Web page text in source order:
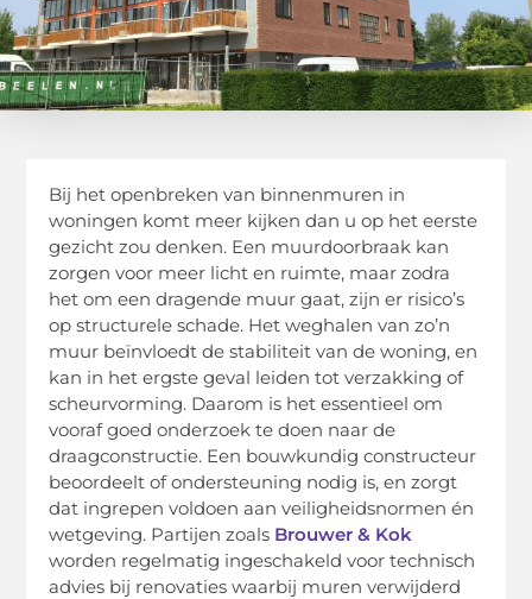
Bij het openbreken van binnenmuren in
woningen komt meer kijken dan u op het eerste
gezicht zou denken. Een muurdoorbraak kan
zorgen voor meer licht en ruimte, maar zodra
het om een dragende muur gaat, zijn er risico’s
op structurele schade. Het weghalen van zo’n
muur beïnvloedt de stabiliteit van de woning, en
kan in het ergste geval leiden tot verzakking of
scheurvorming. Daarom is het essentieel om
vooraf goed onderzoek te doen naar de
draagconstructie. Een bouwkundig constructeur
beoordeelt of ondersteuning nodig is, en zorgt
dat ingrepen voldoen aan veiligheidsnormen én
wetgeving. Partijen zoals Brouwer & Kok
worden regelmatig ingeschakeld voor technisch
advies bij renovaties waarbij muren verwijderd